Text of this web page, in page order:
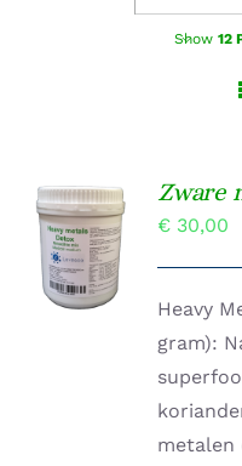
Show 12
TOEVOEGEN
AAN
WINKELWAGEN
/
DETAILS
Zware
€ 30,00
Heavy
gram):
metalen